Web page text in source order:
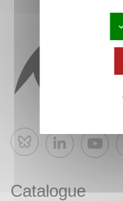
Bluesky
Catalogue